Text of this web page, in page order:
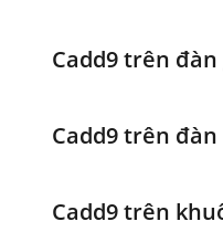
Cadd9 trên
Cadd9 trên
Cadd9 trên